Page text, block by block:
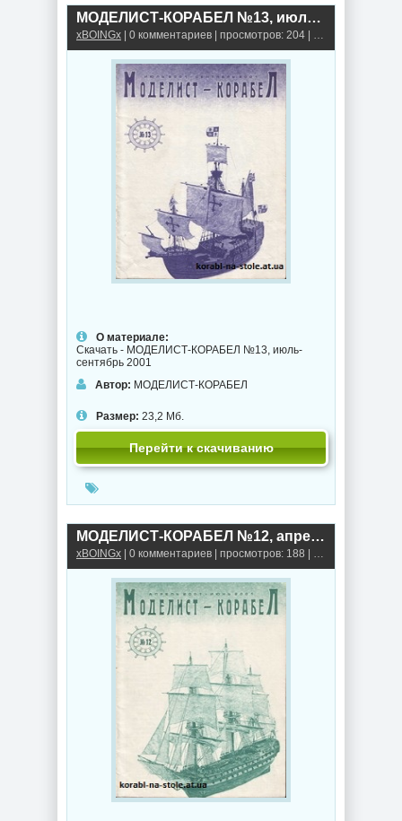
МОДЕЛИСТ-КОРАБЕЛ №13, июль-сентябрь 2001
xBOINGx | 0 комментариев | просмотров: 204 | Книги, альбомы,
О материале:
Скачать - МОДЕЛИСТ-КОРАБЕЛ №13, июль-
сентябрь 2001
Автор: МОДЕЛИСТ-КОРАБЕЛ
Размер: 23,2 Мб.
Перейти к скачиванию
МОДЕЛИСТ-КОРАБЕЛ №12, апрель-июнь 2001
xBOINGx | 0 комментариев | просмотров: 188 | Книги, альбомы,